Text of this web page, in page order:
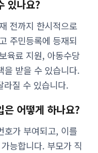
있나요?
전까지 한시적으로
주민등록에 등재되
육료 지원, 아동수당
을 받을 수 있습니다.
라질 수 있습니다.
은 어떻게 하나요?
호가 부여되고, 이를
능합니다. 부모가 직